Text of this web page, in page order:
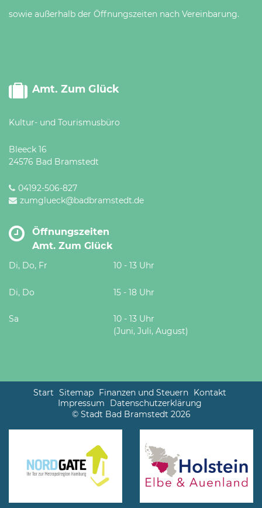
sowie außerhalb der Öffnungszeiten nach Vereinbarung.
Amt. Zum Glück
Kultur- und Tourismusbüro
Bleeck 16
24576 Bad Bramstedt
04192-506-827
zumglueck@badbramstedt.de
Öffnungszeiten
Amt. Zum Glück
Di, Do, Fr 10 - 13 Uhr
Di, Do 15 - 18 Uhr
Sa
10 - 13 Uhr
(Juni, Juli, August)
Start Sitemap Finanzen und Steuern Kontakt
Impressum
Datenschutzerklärung
© Stadt Bad Bramstedt 2026